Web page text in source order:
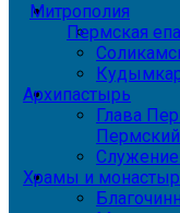
Митрополия
Пермская
Архипастырь
Глава
Храмы и